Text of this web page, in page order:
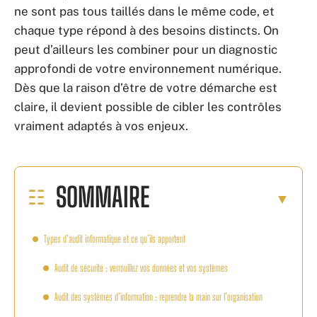
ne sont pas tous taillés dans le même code, et
chaque type répond à des besoins distincts. On
peut d’ailleurs les combiner pour un diagnostic
approfondi de votre environnement numérique.
Dès que la raison d’être de votre démarche est
claire, il devient possible de cibler les contrôles
vraiment adaptés à vos enjeux.
SOMMAIRE
Types d’audit informatique et ce qu’ils apportent
Audit de sécurité : verrouillez vos données et vos systèmes
Audit des systèmes d’information : reprendre la main sur l’organisation